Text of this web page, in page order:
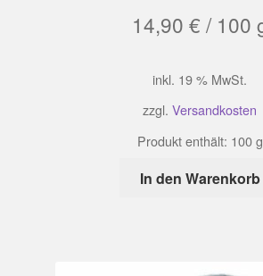
14,90 € / 100
inkl. 19 % MwSt.
zzgl. Versandkosten
Produkt enthält: 100g
In den Warenkorb